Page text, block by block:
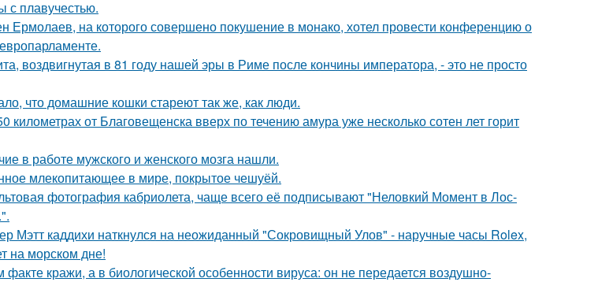
с плавучестью.
Ермолаев, на которого совершено покушение в монако, хотел провести конференцию о
воздвигнутая в 81 году нашей эры в Риме после кончины императора, - это не просто
что домашние кошки стареют так же, как люди.
от Благовещенска вверх по течению амура уже несколько сотен лет горит
в работе мужского и женского мозга нашли.
млекопитающее в мире, покрытое чешуёй.
фотография кабриолета, чаще всего её подписывают "Неловкий Момент в Лос-
Мэтт каддихи наткнулся на неожиданный "Сокровищный Улов" - наручные часы Rolex,
на морском дне!
кражи, а в биологической особенности вируса: он не передается воздушно-